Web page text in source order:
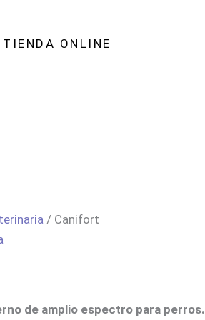
TIENDA ONLINE
/ Canifort
de amplio espectro para perros.